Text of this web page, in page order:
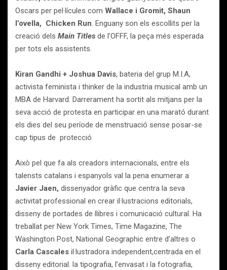
Oscars per pel·lícules com Wallace i Gromit, Shaun
l’ovella, Chicken Run. Enguany son els escollits per la
creació dels Main Titles de l’OFFF, la peça més esperada
per tots els assistents.
Kiran Gandhi + Joshua Davis, bateria del grup M.I.A,
activista feminista i thinker de la industria musical amb un
MBA de Harvard. Darrerament ha sortit als mitjans per la
seva acció de protesta en participar en una marató durant
els dies del seu període de menstruació sense posar-se
cap tipus de protecció
Això pel que fa als creadors internacionals, entre els
talensts catalans i espanyols val la pena enumerar a
Javier Jaen, dissenyador gràfic que centra la seva
activitat professional en crear il·lustracions editorials,
disseny de portades de llibres i comunicació cultural. Ha
treballat per New York Times, Time Magazine, The
Washington Post, National Geographic entre d’altres o
Carla Cascales il·lustradora independent,centrada en el
disseny editorial. la tipografia, l’envasat i la fotografia,